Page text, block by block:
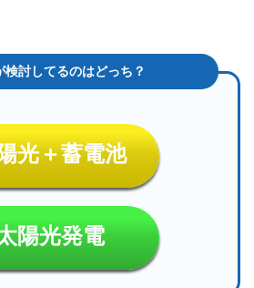
光＋蓄電池
陽光発電